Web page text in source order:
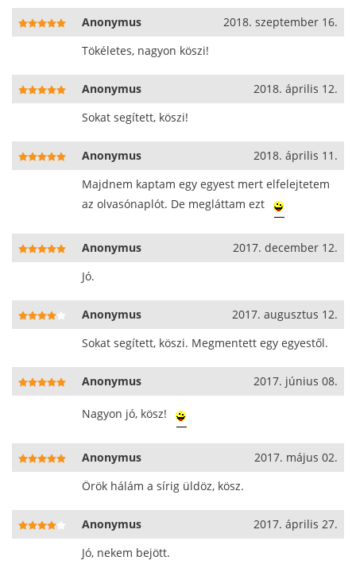
Anonymus
2018. szeptember 16.
Tökéletes, nagyon köszi!
Anonymus
2018. április 12.
Sokat segített, köszi!
Anonymus
2018. április 11.
Majdnem kaptam egy egyest mert elfelejtetem
az olvasónaplót. De megláttam ezt
Anonymus
2017. december 12.
Jó.
Anonymus
2017. augusztus 12.
Sokat segített, köszi. Megmentett egy egyestől.
Anonymus 2017. június 08.
Nagyon jó, kösz!
Anonymus
2017. május 02.
Örök hálám a sírig üldöz, kösz.
Anonymus
2017. április 27.
Jó, nekem bejött.